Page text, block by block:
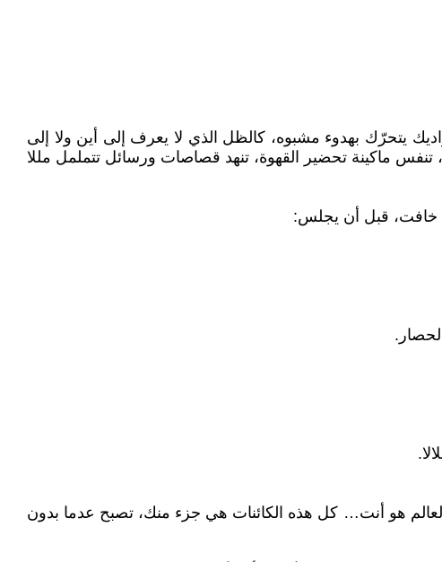
يتحرّك بهدوء مشبوه، كالظل الذي لا يعرف إلى أين ولا إلى
ماكينة تحضير القهوة، تنهد قصاصات ورسائل تتململ مللا
خافت، قبل أن يجلس:
هو أنت… كل هذه الكائنات هي جزء منك، تصبح عدما بدون